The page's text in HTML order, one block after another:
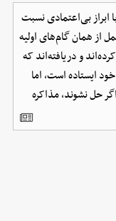
ابراز بی‌اعتمادی نسبت
از همان گام‌های اولیه
و دریافته‌اند که
ایستاده است، اما
حل نشوند، مذاکره